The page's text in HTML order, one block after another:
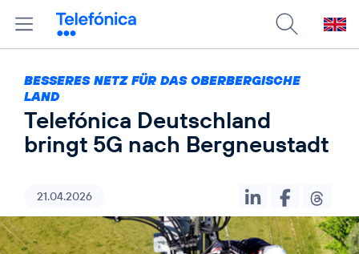
BESSERES NETZ FÜR DAS OBERBERGISCHE
LAND
Telefónica Deutschland
bringt 5G nach Bergneustadt
21.04.2026